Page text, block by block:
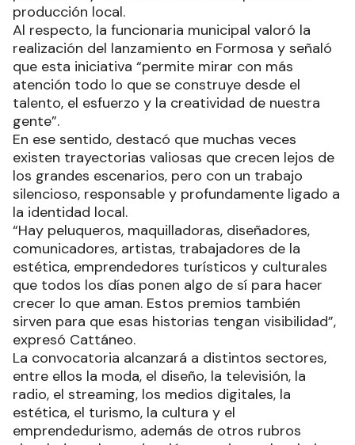
producción local.
Al respecto, la funcionaria municipal valoró la
realización del lanzamiento en Formosa y señaló
que esta iniciativa “permite mirar con más
atención todo lo que se construye desde el
talento, el esfuerzo y la creatividad de nuestra
gente”.
En ese sentido, destacó que muchas veces
existen trayectorias valiosas que crecen lejos de
los grandes escenarios, pero con un trabajo
silencioso, responsable y profundamente ligado a
la identidad local.
“Hay peluqueros, maquilladoras, diseñadores,
comunicadores, artistas, trabajadores de la
estética, emprendedores turísticos y culturales
que todos los días ponen algo de sí para hacer
crecer lo que aman. Estos premios también
sirven para que esas historias tengan visibilidad”,
expresó Cattáneo.
La convocatoria alcanzará a distintos sectores,
entre ellos la moda, el diseño, la televisión, la
radio, el streaming, los medios digitales, la
estética, el turismo, la cultura y el
emprendedurismo, además de otros rubros